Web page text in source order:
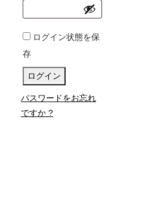
須
ログイン状態を保
存
ログイン
パスワードをお忘れ
ですか ?